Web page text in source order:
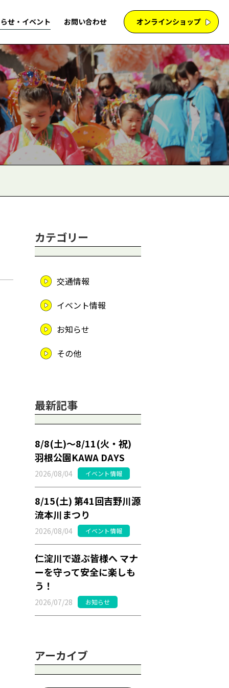
せ・イベント お問い合わせ オンラインショップ
カテゴリー
交通情報
イベント情報
お知らせ
その他
最新記事
8/8(土)～8/11(火・祝)
羽根公園KAWA DAYS
2026/08/04 イベント情報
8/15(土) 第41回吉野川源
流本川まつり
2026/08/04 イベント情報
仁淀川で遊ぶ皆様へ マナ
ーを守って安全に楽しも
う！
2026/07/28 お知らせ
アーカイブ